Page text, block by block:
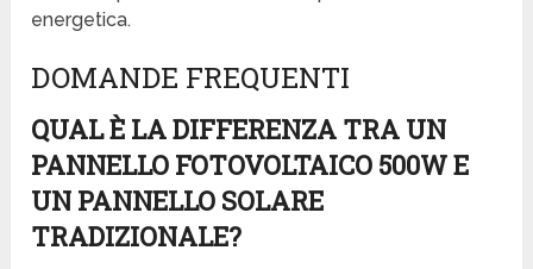
energetica.
DOMANDE FREQUENTI
QUAL È LA DIFFERENZA TRA UN
PANNELLO FOTOVOLTAICO 500W E
UN PANNELLO SOLARE
TRADIZIONALE?